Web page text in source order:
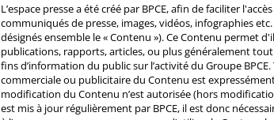
L’espace presse a été créé par BPCE, afin de faciliter
communiqués de presse, images, vidéos, infographies
désignés ensemble le « Contenu »). Ce Contenu permet
publications, rapports, articles, ou plus généralement
fins d’information du public sur l’activité du Groupe
commerciale ou publicitaire du Contenu est
modification du Contenu n’est autorisée (hors
est mis à jour régulièrement par BPCE, il est donc